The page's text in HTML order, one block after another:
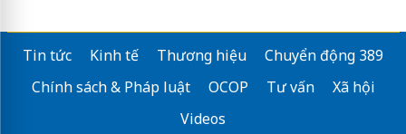
Tin tức Kinh tế Thương hiệu
Chuyển động 389
Chính sách & Pháp luật
OCOP Tư vấn
Xã hội
Videos